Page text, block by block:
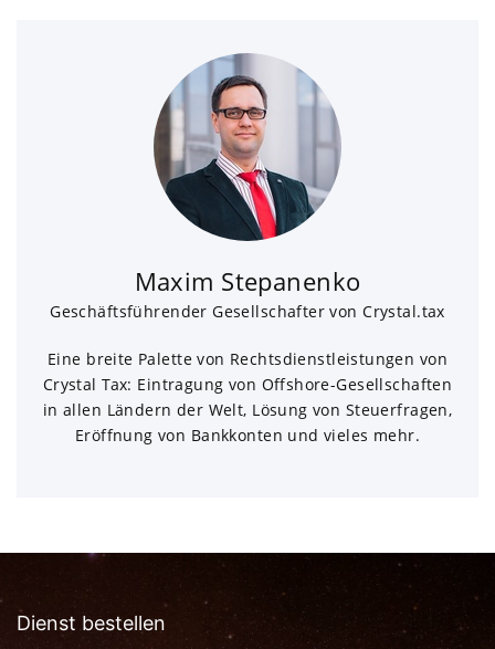
Maxim Stepanenko
Geschäftsführender Gesellschafter von Crystal.tax
Eine breite Palette von Rechtsdienstleistungen von
Crystal Tax: Eintragung von Offshore-Gesellschaften
in allen Ländern der Welt, Lösung von Steuerfragen,
Eröffnung von Bankkonten und vieles mehr.
Dienst bestellen